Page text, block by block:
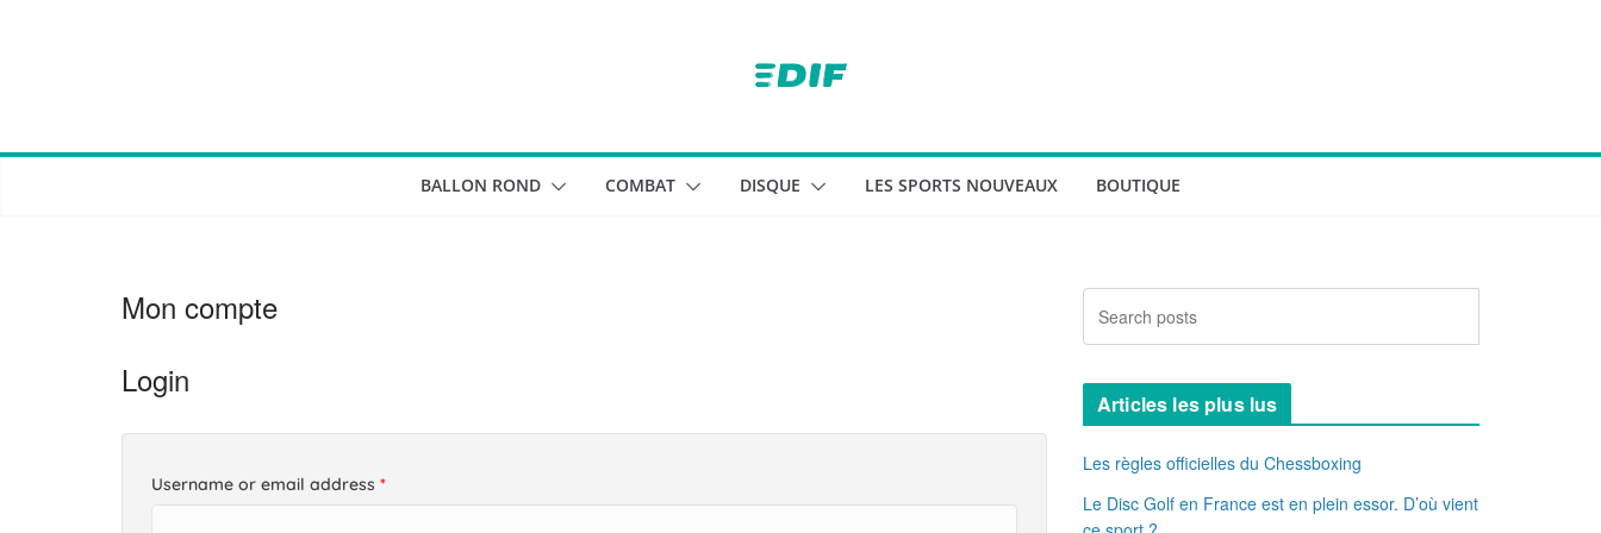
BALLON ROND COMBAT DISQUE LES SPORTS NOUVEAUX BOUTIQUE
Mon compte
Login
Username or email address *
Articles les plus lus
Les règles officielles du Chessboxing
Le Disc Golf en France est en plein essor. D’où vient